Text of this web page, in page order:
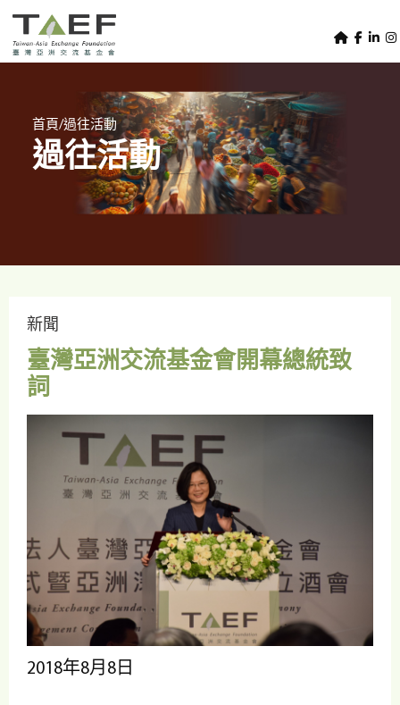
Skip to main content
TAEF
s
e
n
首頁/過往活動
過往活動
新聞
臺灣亞洲交流基金會開幕總統致
詞
2018年8月8日